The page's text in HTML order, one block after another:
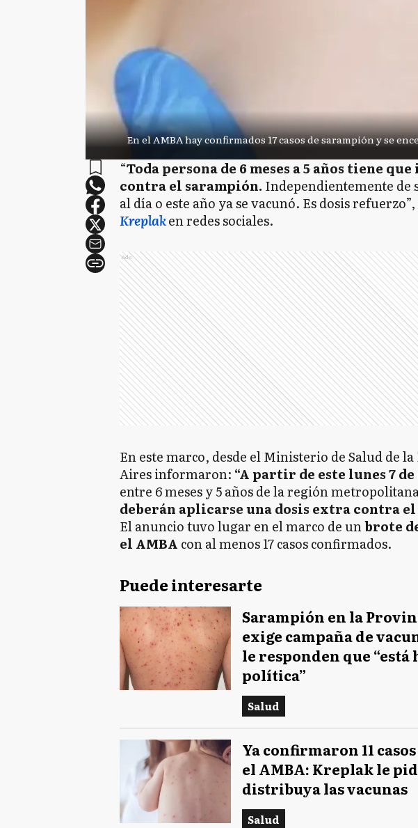
En el AMBA hay confirmados 17 casos de sarampión y se
“Toda persona de 6 meses a 5 años tiene
contra el sarampión. Independientemente de
al día o este año ya se vacunó. Es dosis
Kreplaken redes sociales.
Ads
En este marco, desde el Ministerio de Salud de
Aires informaron: “A partir de este lunes 7
entre 6 meses y 5 años de la región
deberán aplicarse una dosis extra contra
El anuncio tuvo lugar en el marco de unbrote
el AMBA con al menos 17 casos confirmados.
Puede interesarte
Sarampión en la
exige campaña de
le responden que “está
política”
Salud
Ya confirmaron 11
el AMBA: Kreplak le
distribuya las vacunas
Salud